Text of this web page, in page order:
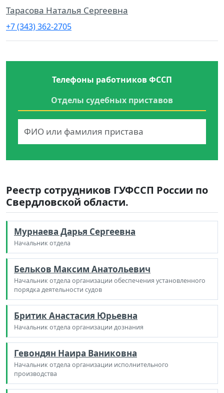
Тарасова Наталья Сергеевна
+7 (343) 362-2705
Телефоны работников ФССП
Отделы судебных приставов
Реестр сотрудников ГУФССП России по
Свердловской области.
Мурнаева Дарья Сергеевна
Начальник отдела
Бельков Максим Анатольевич
Начальник отдела организации обеспечения установленного
порядка деятельности судов
Бритик Анастасия Юрьевна
Начальник отдела организации дознания
Гевондян Наира Ваниковна
Начальник отдела организации исполнительного
производства